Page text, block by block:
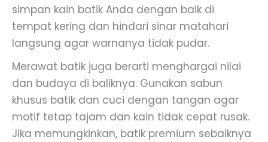
simpan kain batik Anda dengan baik di
tempat kering dan hindari sinar matahari
langsung agar warnanya tidak pudar.
Merawat batik juga berarti menghargai nilai
dan budaya di baliknya. Gunakan sabun
khusus batik dan cuci dengan tangan agar
motif tetap tajam dan kain tidak cepat rusak.
Jika memungkinkan, batik premium sebaiknya